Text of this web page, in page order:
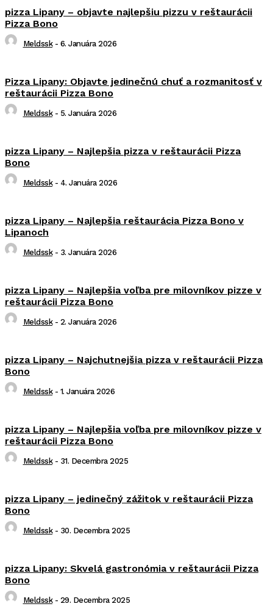
pizza Lipany – objavte najlepšiu pizzu v reštaurácii
Pizza Bono
Meldssk - 6. Januára 2026
Pizza Lipany: Objavte jedinečnú chuť a rozmanitosť v
reštaurácii Pizza Bono
Meldssk - 5. Januára 2026
pizza Lipany – Najlepšia pizza v reštaurácii Pizza
Bono
Meldssk - 4. Januára 2026
pizza Lipany – Najlepšia reštaurácia Pizza Bono v
Lipanoch
Meldssk - 3. Januára 2026
pizza Lipany – Najlepšia voľba pre milovníkov pizze v
reštaurácii Pizza Bono
Meldssk - 2. Januára 2026
pizza Lipany – Najchutnejšia pizza v reštaurácii Pizza
Bono
Meldssk - 1. Januára 2026
pizza Lipany – Najlepšia voľba pre milovníkov pizze v
reštaurácii Pizza Bono
Meldssk - 31. Decembra 2025
pizza Lipany – jedinečný zážitok v reštaurácii Pizza
Bono
Meldssk - 30. Decembra 2025
pizza Lipany: Skvelá gastronómia v reštaurácii Pizza
Bono
Meldssk - 29. Decembra 2025